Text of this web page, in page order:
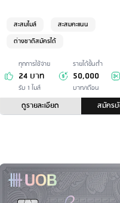
ธรรมเนี่ยม
สะสมไมล์
สะสมคะแนน
ต่างชาติสมัครได้
ทุกการใช้จ่าย
24 บาท
รับ 1 ไมล์
รายได้ขั้นต่ำ
50,000
บาท/เดือน
ดูรายละเอียด สมัคร